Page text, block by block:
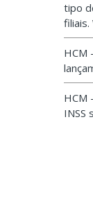
tipo
HCM
HCM
INSS